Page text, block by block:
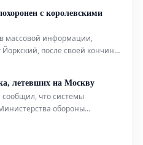
без каких-либо
Отм
с королевскими
массовой информации,
после своей кончины
на похоронах.
на территории
летевших на Москву
что системы
обороны
сбили три беспилотных